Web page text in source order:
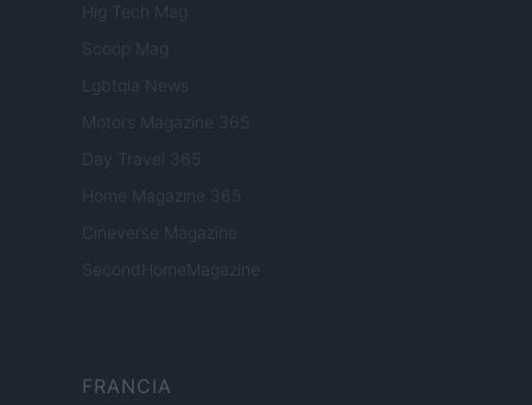
Hig Tech Mag
Scoop Mag
Lgbtqia News
Motors Magazine 365
Day Travel 365
Home Magazine 365
Cineverse Magazine
SecondHomeMagazine
FRANCIA